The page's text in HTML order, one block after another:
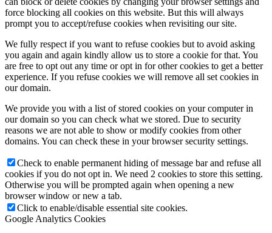
force blocking all cookies on this website. But this will always
prompt you to accept/refuse cookies when revisiting our site.
We fully respect if you want to refuse cookies but to avoid asking
you again and again kindly allow us to store a cookie for that. You
are free to opt out any time or opt in for other cookies to get a better
experience. If you refuse cookies we will remove all set cookies in
our domain.
We provide you with a list of stored cookies on your computer in
our domain so you can check what we stored. Due to security
reasons we are not able to show or modify cookies from other
domains. You can check these in your browser security settings.
Check to enable permanent hiding of message bar and refuse all
cookies if you do not opt in. We need 2 cookies to store this setting.
Otherwise you will be prompted again when opening a new
browser window or new a tab.
Click to enable/disable essential site cookies.
Google Analytics Cookies